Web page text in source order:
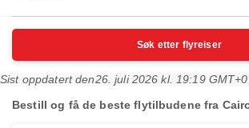
Søk etter flyreiser
Sist oppdatert den26. juli 2026 kl. 19:19 GMT+0
Bestill og få de beste flytilbudene fra